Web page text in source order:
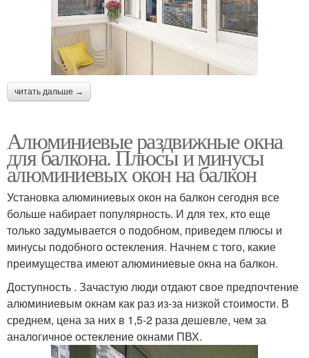
читать дальше →
Алюминиевые раздвижные окна
для балкона. Плюсы и минусы
алюминиевых окон на балкон
Установка алюминиевых окон на балкон сегодня все
больше набирает популярность. И для тех, кто еще
только задумывается о подобном, приведем плюсы и
минусы подобного остекления. Начнем с того, какие
преимущества имеют алюминиевые окна на балкон.
Доступность . Зачастую люди отдают свое предпочтение
алюминиевым окнам как раз из-за низкой стоимости. В
среднем, цена за них в 1,5-2 раза дешевле, чем за
аналогичное остекление окнами ПВХ.